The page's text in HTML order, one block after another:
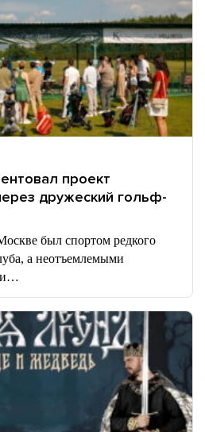
проект
дружеский гольф-
был спортом редкого
а неотъемлемыми